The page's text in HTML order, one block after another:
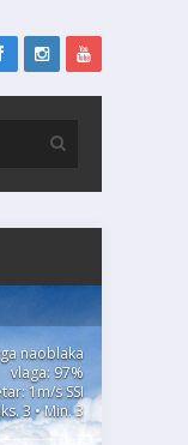
naoblaka
vlaga: 97%
1m/s SSI
3 • Min. 3